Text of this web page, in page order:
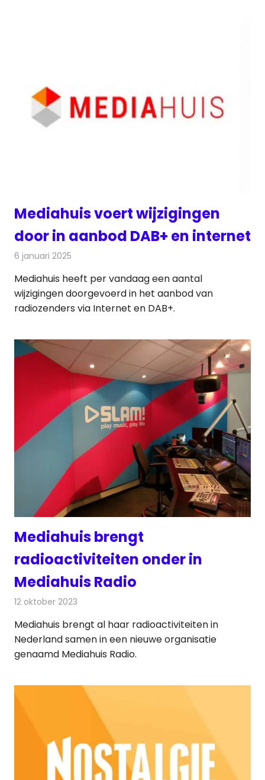
Mediahuis voert wijzigingen
door in aanbod DAB+ en internet
6 januari 2025
Mediahuis heeft per vandaag een aantal
wijzigingen doorgevoerd in het aanbod van
radiozenders via Internet en DAB+.
Mediahuis brengt
radioactiviteiten onder in
Mediahuis Radio
12 oktober 2023
Mediahuis brengt al haar radioactiviteiten in
Nederland samen in een nieuwe organisatie
genaamd Mediahuis Radio.